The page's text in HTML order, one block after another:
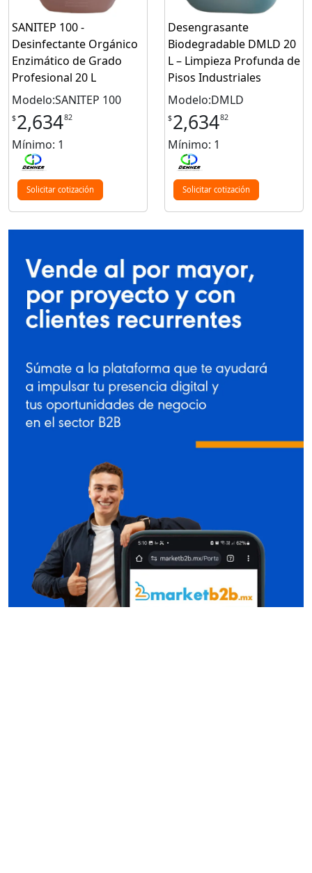
SANITEP 100 -
Desinfectante Orgánico
Enzimático de Grado
Profesional 20 L
Modelo:SANITEP 100
$2,63482
Mínimo: 1
Solicitar cotización
Desengrasante
Biodegradable DMLD 20
L – Limpieza Profunda de
Pisos Industriales
Modelo:DMLD
$2,63482
Mínimo: 1
Solicitar cotización